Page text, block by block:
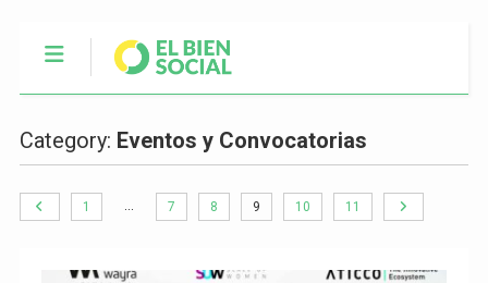
Category: Eventos y Convocatorias
1 … 7 8 9 10 11